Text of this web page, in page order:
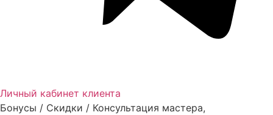
Личный кабинет клиента
Бонусы / Скидки / Консультация мастера,